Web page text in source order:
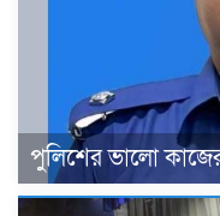
পুলিশের ভালো